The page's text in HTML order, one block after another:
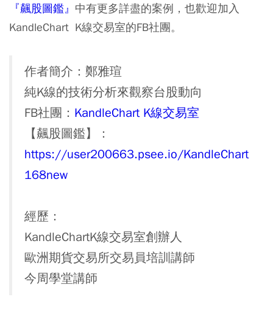
『飆股圖鑑』 中有更多詳盡的案例，也歡迎加入
KandleChart K線交易室的FB社團。
作者簡介：鄭雅瑄
純K線的技術分析來觀察台股動向
FB社團： KandleChart K線交易室
【飆股圖鑑】：
https://user200663.psee.io/KandleChart
168new
經歷：
KandleChartK線交易室創辦人
歐洲期貨交易所交易員培訓講師
今周學堂講師